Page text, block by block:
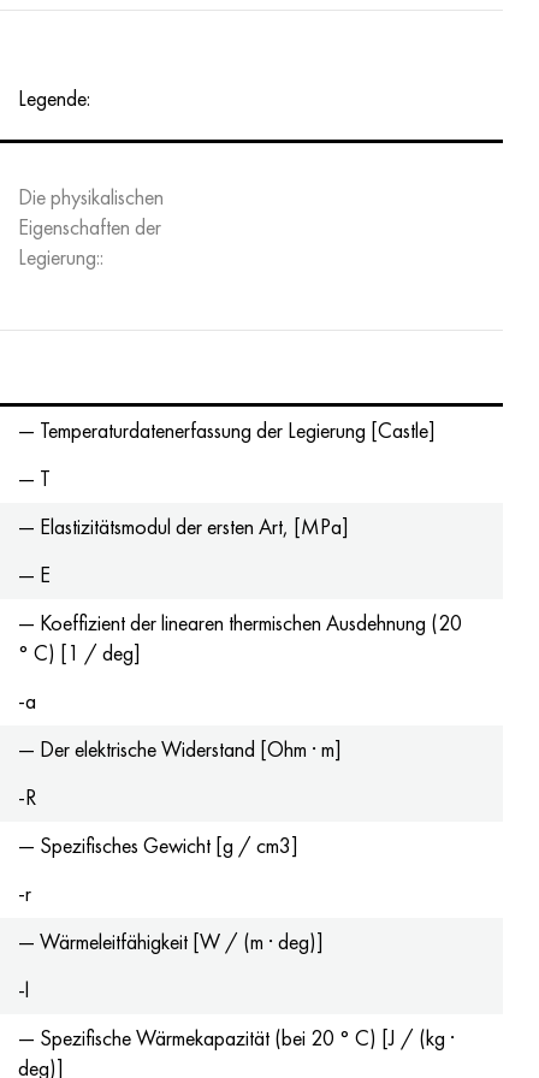
Legende:
Die physikalischen
Eigenschaften der
Legierung::
— Temperaturdatenerfassung der Legierung [Castle]
— T
— Elastizitätsmodul der ersten Art, [MPa]
— E
— Koeffizient der linearen thermischen Ausdehnung (20
° C) [1 / deg]
-a
— Der elektrische Widerstand [Ohm · m]
-R
— Spezifisches Gewicht [g / cm3]
-r
— Wärmeleitfähigkeit [W / (m · deg)]
-l
— Spezifische Wärmekapazität (bei 20 ° C) [J / (kg ·
deg)]
Hastelloy C-276
Hastelloy 3
Hastelloy x
Udimet 500
40HFA, 1.7223, aisi 4142
45HN2MFA, k2425, 45hnmf
А40G, 44smn28, 1.0762, 46s20